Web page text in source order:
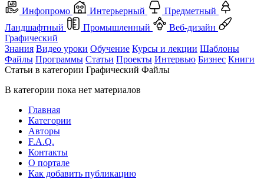
Инфопромо
Интерьерный
Предметный
Ландшафтный
Промышленный
Веб-дизайн
Графический
Знания Видео уроки Обучение Курсы и лекции Шаблоны
Файлы Программы Статьи Проекты Интервью Бизнес Книги
Статьи в категории Графический Файлы
В категории пока нет материалов
Главная
Категории
Авторы
F.A.Q.
Контакты
О портале
Как добавить публикацию